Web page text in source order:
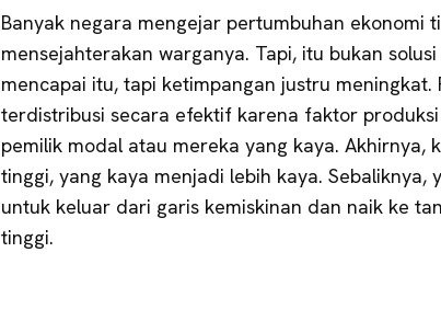
Banyak negara mengejar pertumbuhan ekonomi
mensejahterakan warganya. Tapi, itu bukan
mencapai itu, tapi ketimpangan justru meningkat.
terdistribusi secara efektif karena faktor
pemilik modal atau mereka yang kaya. Akhirnya,
tinggi, yang kaya menjadi lebih kaya. Sebaliknya,
untuk keluar dari garis kemiskinan dan naik ke
tinggi.